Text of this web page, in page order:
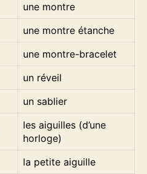
une montre
une montre étanche
une montre-bracelet
un réveil
un sablier
les aiguilles (d’une
horloge)
la petite aiguille